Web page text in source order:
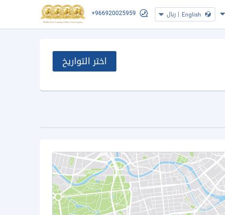
English
| ريال +966920025959
اختر التواريخ